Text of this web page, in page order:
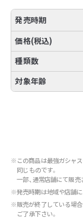
発売時期
価格(税込)
種類数
対象年齢
※この商品は最強ガシャ
同じものです。
一部、通常店舗にて販売
※発売時期は地域や店舗に
※販売が終了している場
ご了承下さい。